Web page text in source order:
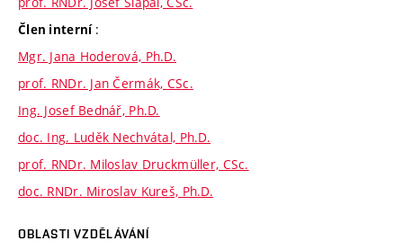
Člen interní :
Mgr. Jana Hoderová, Ph.D.
prof. RNDr. Jan Čermák, CSc.
Ing. Josef Bednář, Ph.D.
doc. Ing. Luděk Nechvátal, Ph.D.
prof. RNDr. Miloslav Druckmüller, CSc.
doc. RNDr. Miroslav Kureš, Ph.D.
OBLASTI VZDĚLÁVÁNÍ